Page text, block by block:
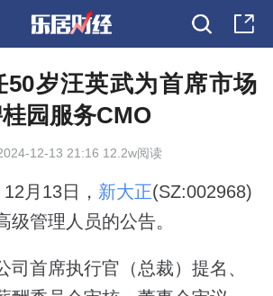
50岁汪英武为首席市场
园服务CMO
12-13 21:16 12.2w阅读
12月13日， 新大正(SZ:002968)
级管理人员的公告。
司首席执行官（总裁）提名、